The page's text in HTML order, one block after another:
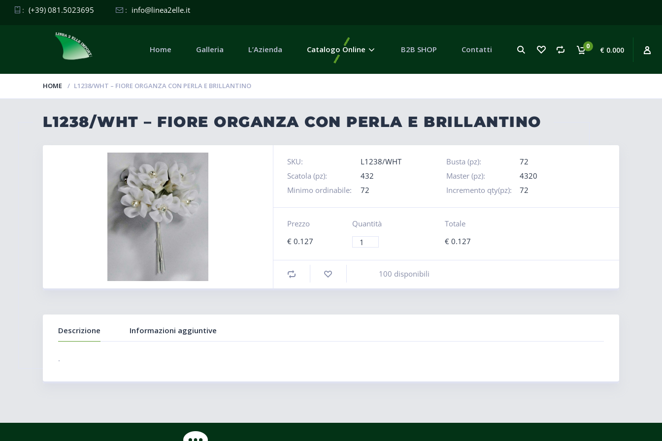
: (+39) 081.5023695 : info@linea2elle.it
0 € 0.000
Home Galleria L’Azienda Catalogo Online B2B SHOP Contatti
HOME L1238/WHT – FIORE ORGANZA CON PERLA E BRILLANTINO
L1238/WHT – FIORE ORGANZA CON PERLA E BRILLANTINO
SKU: L1238/WHT Busta (pz):
72
Scatola (pz):
432 Master (pz):
4320
Minimo ordinabile:
72 Incremento qty(pz): 72
Prezzo
€ 0.127
Quantità
Totale
€0.127
100 disponibili
Descrizione Informazioni aggiuntive
.